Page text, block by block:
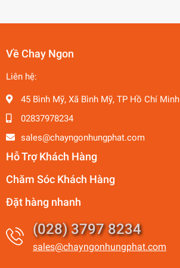
Về Chay Ngon
Liên hệ:
45 Bình Mỹ, Xã Bình Mỹ, TP Hồ Chí Minh
02837978234
sales@chayngonhungphat.com
Hỗ Trợ Khách Hàng
Chăm Sóc Khách Hàng
Đặt hàng nhanh
(028) 3797 8234
sales@chayngonhungphat.com